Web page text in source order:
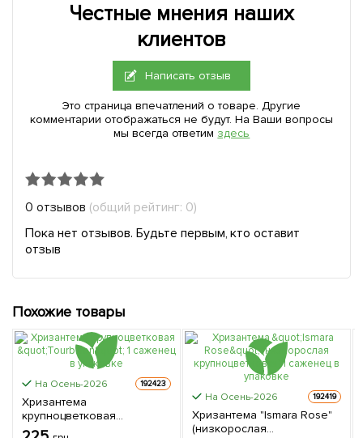
Честные мнения наших
клиентов
Написать отзыв
Это страница впечатлений о товаре. Другие
комментарии отображаться не будут. На Ваши вопросы
мы всегда ответим здесь
0 отзывов (общий рейтинг: 0)
Пока нет отзывов. Будьте первым, кто оставит
отзыв
Похожие товары
На Осень-2026 192423
Хризантема
крупноцветковая
"Tourbillon" 1 саженец в
На Осень-2026 192419
Хризантема "Ismara Rose"
(низкорослая